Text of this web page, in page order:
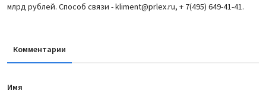
млрд рублей. Способ связи - kliment@prlex.ru, + 7(495) 649-41-41.
Комментарии
Имя